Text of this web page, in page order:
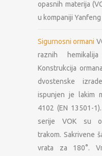
opasnih materija
u kompaniji
Sigurnosni ormani
raznih
Konstrukcija
dvostenske
ispunjen je lakim
4102 (EN 13501-
serije VOK su
trakom. Sakrivene
vrata za 180°.